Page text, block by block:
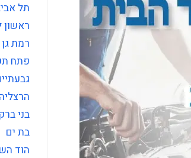
תל
ראשון
רמת גן
פתח
הרצליה
בני
בת ים
הוד